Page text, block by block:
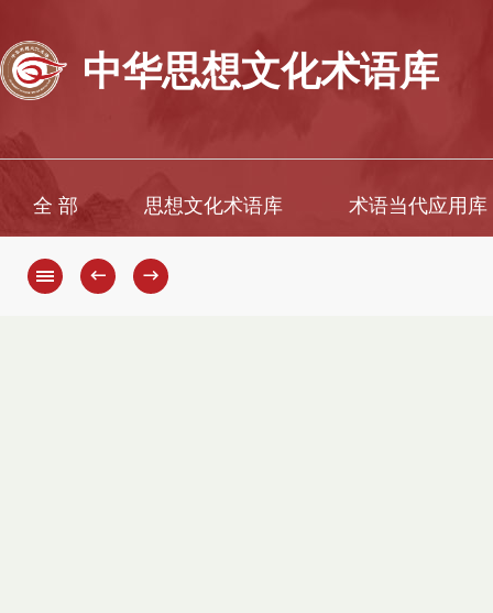
中华思想文化术语库
全 部 思想文化术语库 术语当代应用库
← →